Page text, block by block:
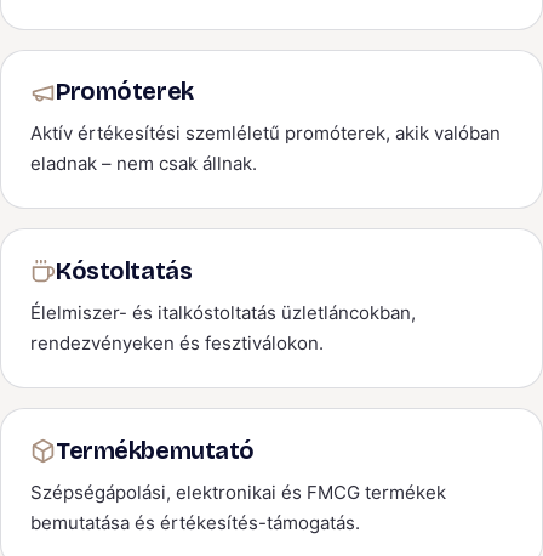
Promóterek
Aktív értékesítési szemléletű promóterek, akik valóban
eladnak – nem csak állnak.
Kóstoltatás
Élelmiszer- és italkóstoltatás üzletláncokban,
rendezvényeken és fesztiválokon.
Termékbemutató
Szépségápolási, elektronikai és FMCG termékek
bemutatása és értékesítés-támogatás.